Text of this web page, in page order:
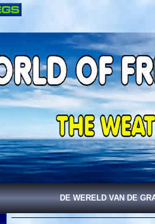
DE WERELD VAN DE